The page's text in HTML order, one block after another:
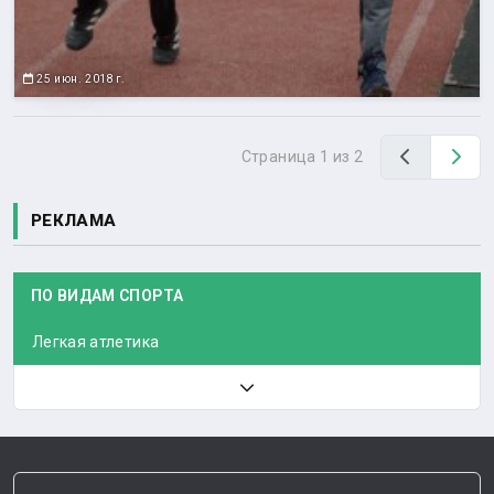
25 июн. 2018 г.
Страница 1 из 2 Назад
РЕКЛАМА
ПО ВИДАМ СПОРТА
Легкая атлетика